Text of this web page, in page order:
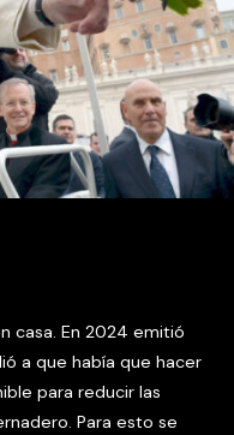
casa. En 2024 emitió
a que había que hacer
para reducir las
Para esto se